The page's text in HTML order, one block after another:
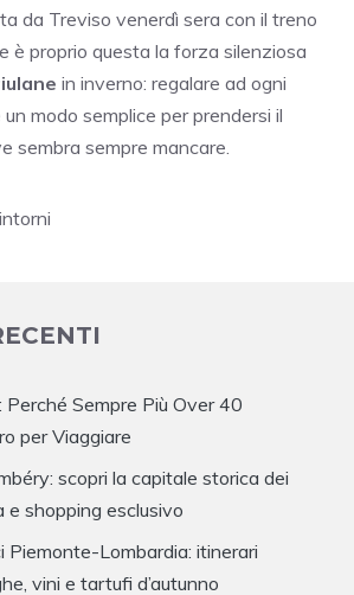
da Treviso venerdì sera con il treno
è proprio questa la forza silenziosa
in inverno: regalare ad ogni
modo semplice per prendersi il
sembra sempre mancare.
Perché Sempre Più Over 40
per Viaggiare
scopri la capitale storica dei
e shopping esclusivo
Piemonte-Lombardia: itinerari
vini e tartufi d’autunno